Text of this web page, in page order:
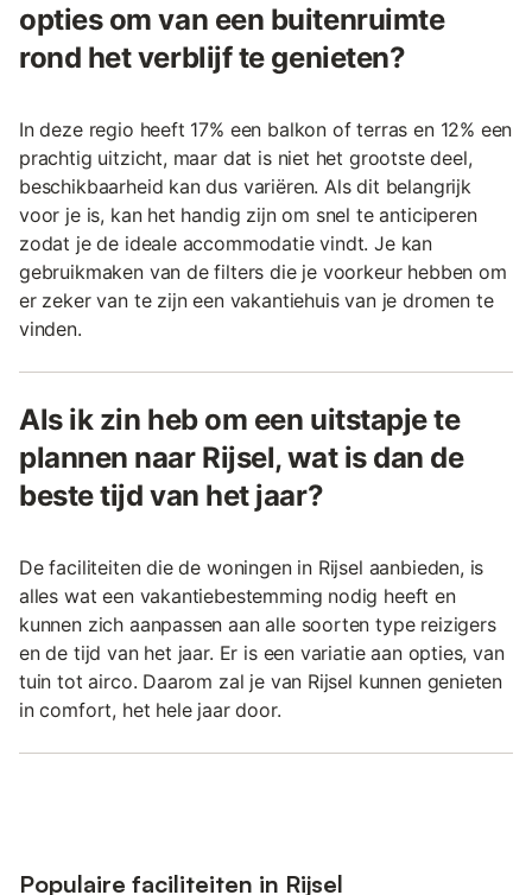
opties om van een buitenruimte
rond het verblijf te genieten?
In deze regio heeft 17% een balkon of terras en 12% een
prachtig uitzicht, maar dat is niet het grootste deel,
beschikbaarheid kan dus variëren. Als dit belangrijk
voor je is, kan het handig zijn om snel te anticiperen
zodat je de ideale accommodatie vindt. Je kan
gebruikmaken van de filters die je voorkeur hebben om
er zeker van te zijn een vakantiehuis van je dromen te
vinden.
Als ik zin heb om een uitstapje te
plannen naar Rijsel, wat is dan de
beste tijd van het jaar?
De faciliteiten die de woningen in Rijsel aanbieden, is
alles wat een vakantiebestemming nodig heeft en
kunnen zich aanpassen aan alle soorten type reizigers
en de tijd van het jaar. Er is een variatie aan opties, van
tuin tot airco. Daarom zal je van Rijsel kunnen genieten
in comfort, het hele jaar door.
Populaire faciliteiten in Rijsel